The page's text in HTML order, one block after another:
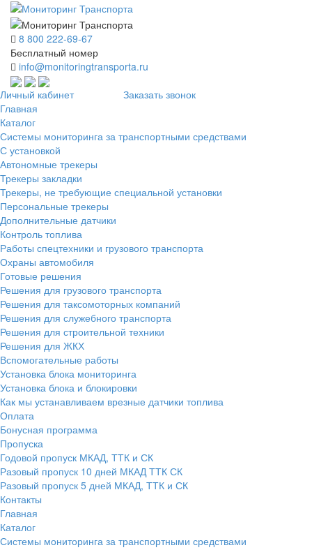
8 800 222-69-67
Бесплатный номер
info@monitoringtransporta.ru
Личный кабинет
Заказать звонок
Главная
Каталог
Системы мониторинга за транспортными средствами
С установкой
Автономные трекеры
Трекеры закладки
Трекеры, не требующие специальной установки
Персональные трекеры
Дополнительные датчики
Контроль топлива
Работы спецтехники и грузового транспорта
Охраны автомобиля
Готовые решения
Решения для грузового транспорта
Решения для таксомоторных компаний
Решения для служебного транспорта
Решения для строительной техники
Решения для ЖКХ
Вспомогательные работы
Установка блока мониторинга
Установка блока и блокировки
Как мы устанавливаем врезные датчики топлива
Оплата
Бонусная программа
Пропуска
Годовой пропуск МКАД, ТТК и СК
Разовый пропуск 10 дней МКАД ТТК СК
Разовый пропуск 5 дней МКАД, ТТК и СК
Контакты
Главная
Каталог
Системы мониторинга за транспортными средствами